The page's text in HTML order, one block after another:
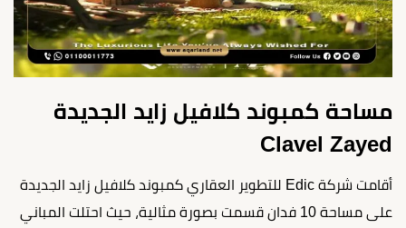
مساحة كمبوند كلافيل زايد الجديدة
Clavel Zayed
أقامت شركة Edic للتطوير العقاري كمبوند كلافيل زايد الجديدة
على مساحة 10 فدان قسمت بصورة مثالية، حيث احتلت المباني